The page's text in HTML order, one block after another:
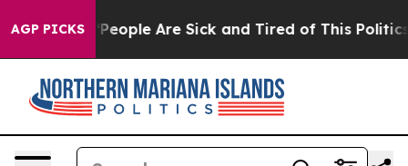
AGP PICKS
Win: “People Are Sick and Tired of This Politics